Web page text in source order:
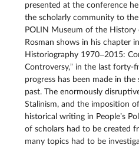
presented at the conference
the scholarly community to
POLIN Museum of the History
Rosman shows in his chapter
Historiography 1970–2015:
Controversy,” in the last forty-
progress has been made in
past. The enormously
Stalinism, and the imposition
historical writing in People’s
of scholars had to be created
many topics had to be